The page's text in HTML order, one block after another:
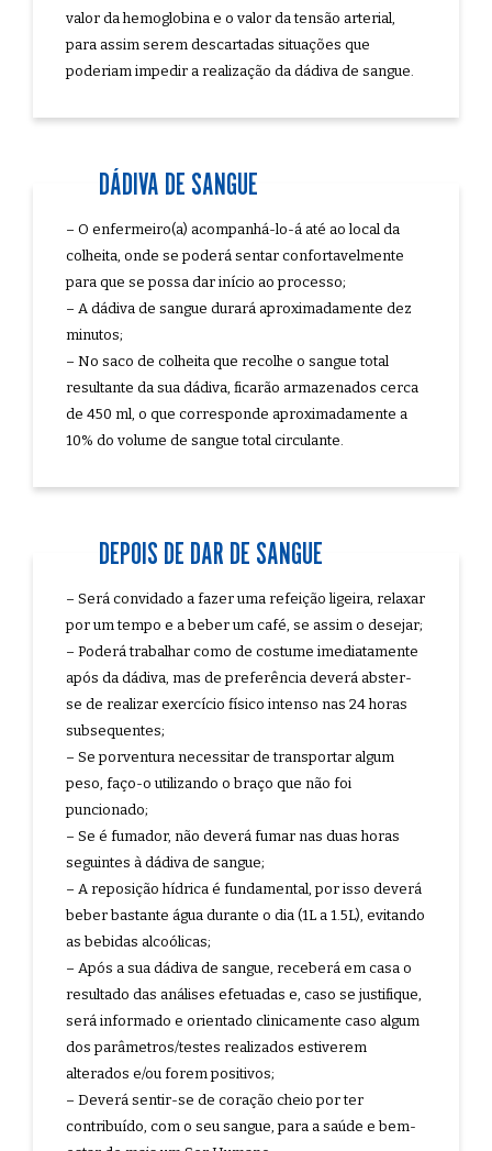
valor da hemoglobina e o valor da tensão arterial,
para assim serem descartadas situações que
poderiam impedir a realização da dádiva de sangue.
DÁDIVA DE SANGUE
– O enfermeiro(a) acompanhá-lo-á até ao local da
colheita, onde se poderá sentar confortavelmente
para que se possa dar início ao processo;
– A dádiva de sangue durará aproximadamente dez
minutos;
– No saco de colheita que recolhe o sangue total
resultante da sua dádiva, ficarão armazenados cerca
de 450 ml, o que corresponde aproximadamente a
10% do volume de sangue total circulante.
DEPOIS DE DAR DE SANGUE
– Será convidado a fazer uma refeição ligeira, relaxar
por um tempo e a beber um café, se assim o desejar;
– Poderá trabalhar como de costume imediatamente
após da dádiva, mas de preferência deverá abster-
se de realizar exercício físico intenso nas 24 horas
subsequentes;
– Se porventura necessitar de transportar algum
peso, faço-o utilizando o braço que não foi
puncionado;
– Se é fumador, não deverá fumar nas duas horas
seguintes à dádiva de sangue;
– A reposição hídrica é fundamental, por isso deverá
beber bastante água durante o dia (1L a 1.5L), evitando
as bebidas alcoólicas;
– Após a sua dádiva de sangue, receberá em casa o
resultado das análises efetuadas e, caso se justifique,
será informado e orientado clinicamente caso algum
dos parâmetros/testes realizados estiverem
alterados e/ou forem positivos;
– Deverá sentir-se de coração cheio por ter
contribuído, com o seu sangue, para a saúde e bem-